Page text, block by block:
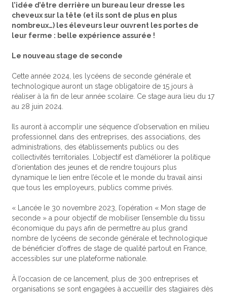
l’idée d’être derrière un bureau leur dresse les
cheveux sur la tête (et ils sont de plus en plus
nombreux…) les éleveurs leur ouvrent les portes de
leur ferme : belle expérience assurée !
Le nouveau stage de seconde
Cette année 2024, les lycéens de seconde générale et
technologique auront un stage obligatoire de 15 jours à
réaliser à la fin de leur année scolaire. Ce stage aura lieu du 17
au 28 juin 2024.
Ils auront à accomplir une séquence d’observation en milieu
professionnel dans des entreprises, des associations, des
administrations, des établissements publics ou des
collectivités territoriales. L’objectif est d’améliorer la politique
d’orientation des jeunes et de rendre toujours plus
dynamique le lien entre l’école et le monde du travail ainsi
que tous les employeurs, publics comme privés.
« Lancée le 30 novembre 2023, l’opération « Mon stage de
seconde » a pour objectif de mobiliser l’ensemble du tissu
économique du pays afin de permettre au plus grand
nombre de lycéens de seconde générale et technologique
de bénéficier d’offres de stage de qualité partout en France,
accessibles sur une plateforme nationale.
À l’occasion de ce lancement, plus de 300 entreprises et
organisations se sont engagées à accueillir des stagiaires dès